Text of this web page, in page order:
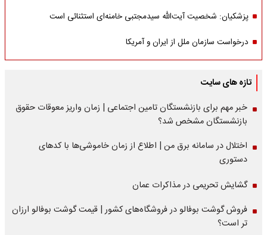
پزشکیان: شخصیت آیت‌الله سیدمجتبی خامنه‌ای استثنائی است
درخواست سازمان ملل از ایران و آمریکا
تازه های سایت
خبر مهم برای بازنشستگان تامین اجتماعی | زمان واریز معوقات حقوق
بازنشستگان مشخص شد؟
اختلال در سامانه برق من | اطلاع از زمان خاموشی‌ها با کدهای
دستوری
گشایش تحریمی در مذاکرات عمان
فروش گوشت بوفالو در فروشگاه‌های کشور | قیمت گوشت بوفالو ارزان
تر است؟